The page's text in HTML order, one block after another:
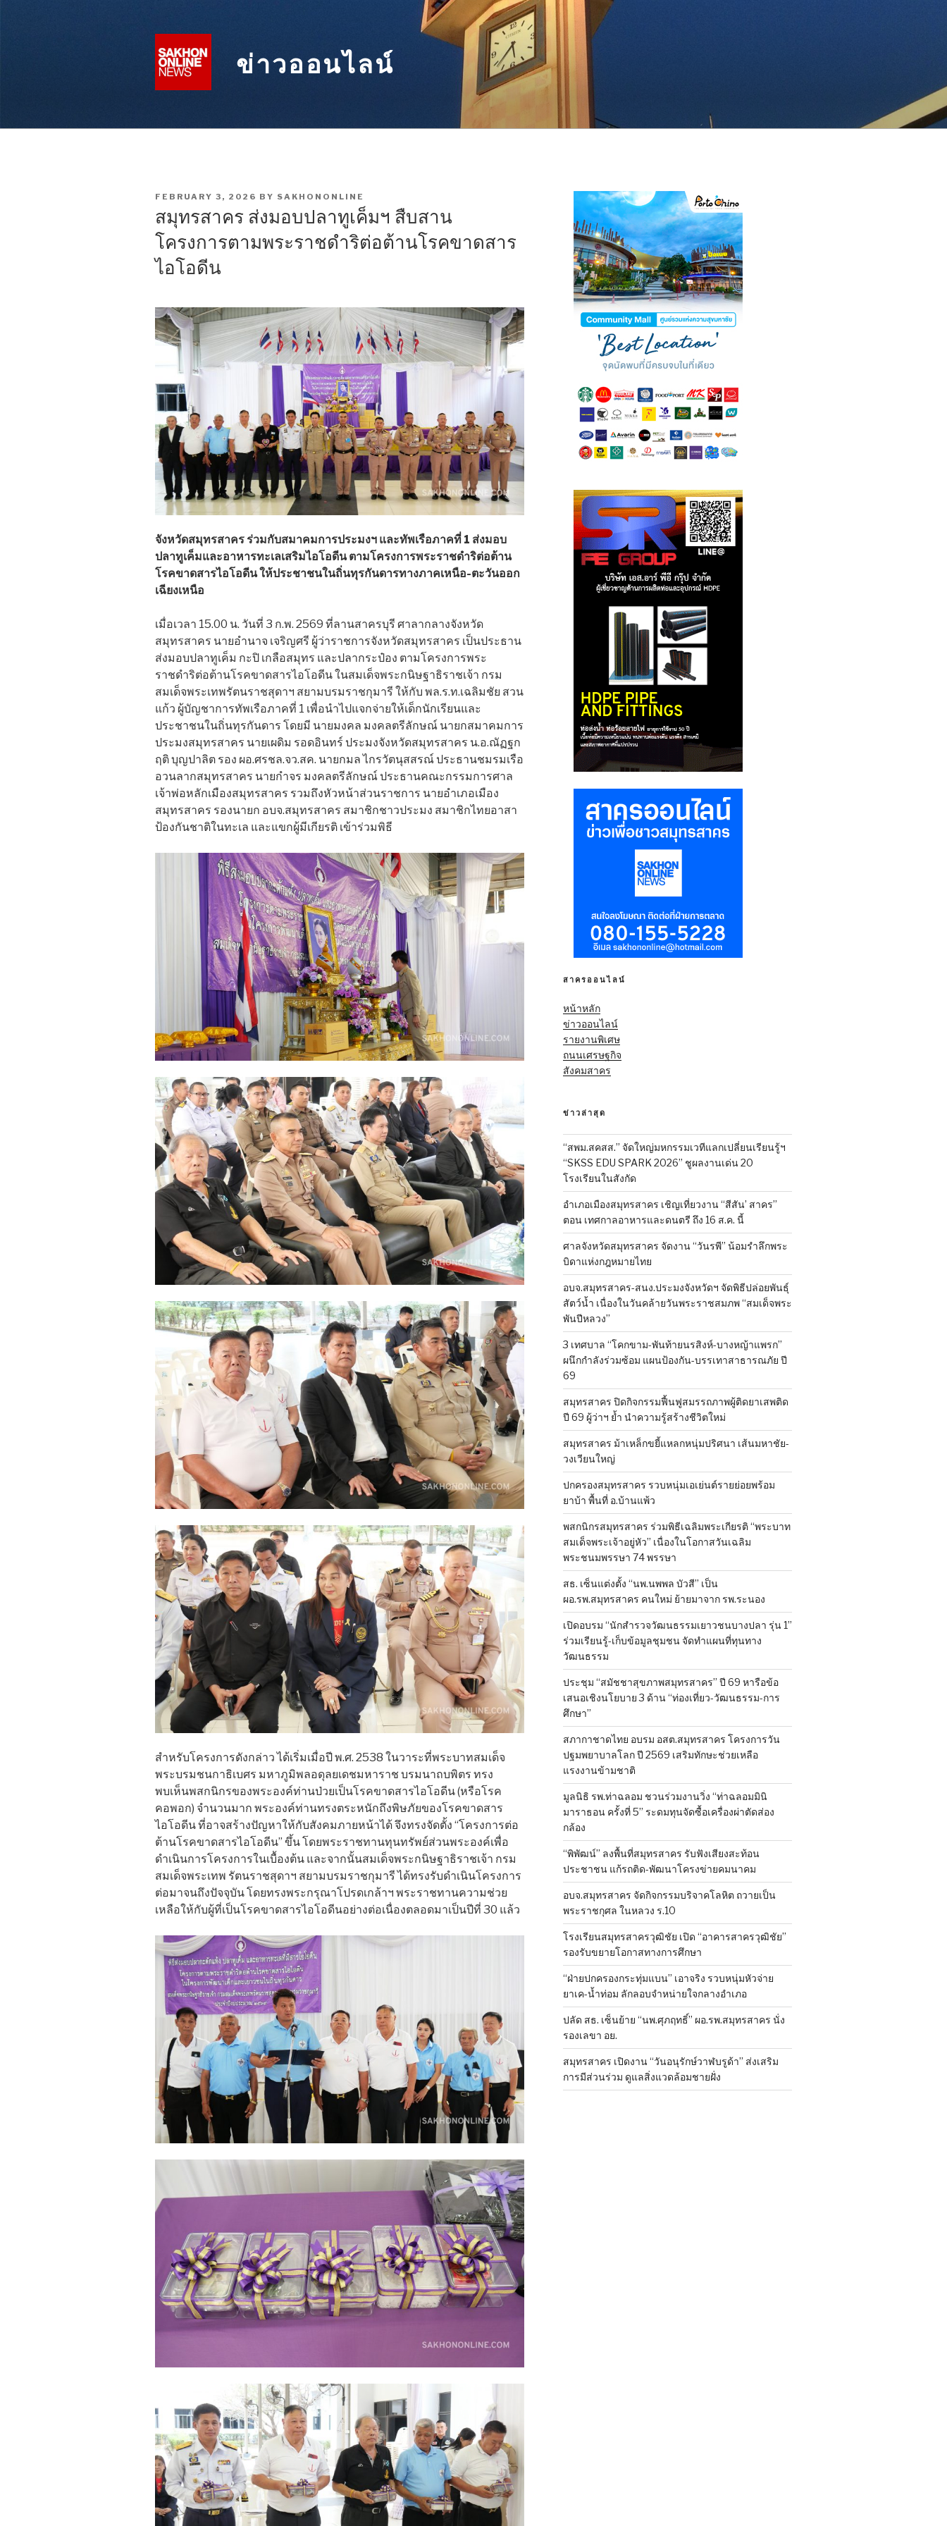
ข่าวออนไลน์
POSTED
FEBRUARY 3, 2026 BY SAKHONONLINE
สมุทรสาคร ส่งมอบปลาทูเค็มฯ สืบสาน
โครงการตามพระราชดำริต่อต้านโรคขาดสาร
ไอโอดีน
จังหวัดสมุทรสาคร ร่วมกับสมาคมการประมงฯ และทัพเรือภาคที่ 1 ส่งมอบ
ปลาทูเค็มและอาหารทะเลเสริมไอโอดีน ตามโครงการพระราชดำริต่อต้าน
โรคขาดสารไอโอดีน ให้ประชาชนในถิ่นทุรกันดารทางภาคเหนือ-ตะวันออก
เฉียงเหนือ
เมื่อเวลา 15.00 น. วันที่ 3 ก.พ. 2569 ที่ลานสาครบุรี ศาลากลางจังหวัด
สมุทรสาคร นายอำนาจ เจริญศรี ผู้ว่าราชการจังหวัดสมุทรสาคร เป็นประธาน
ส่งมอบปลาทูเค็ม กะปิ เกลือสมุทร และปลากระป๋อง ตามโครงการพระ
ราชดำริต่อต้านโรคขาดสารไอโอดีน ในสมเด็จพระกนิษฐาธิราชเจ้า กรม
สมเด็จพระเทพรัตนราชสุดาฯ สยามบรมราชกุมารี ให้กับ พล.ร.ท.เฉลิมชัย สวน
แก้ว ผู้บัญชาการทัพเรือภาคที่ 1 เพื่อนำไปแจกจ่ายให้เด็กนักเรียนและ
ประชาชนในถิ่นทุรกันดาร โดยมี นายมงคล มงคลตรีลักษณ์ นายกสมาคมการ
ประมงสมุทรสาคร นายเผดิม รอดอินทร์ ประมงจังหวัดสมุทรสาคร น.อ.ณัฏฐก
ฤติ บุญปาลิต รอง ผอ.ศรชล.จว.สค. นายกมล ไกรวัตนุสสรณ์ ประธานชมรมเรือ
อวนลากสมุทรสาคร นายกำจร มงคลตรีลักษณ์ ประธานคณะกรรมการศาล
เจ้าพ่อหลักเมืองสมุทรสาคร รวมถึงหัวหน้าส่วนราชการ นายอำเภอเมือง
สมุทรสาคร รองนายก อบจ.สมุทรสาคร สมาชิกชาวประมง สมาชิกไทยอาสา
ป้องกันชาติในทะเล และแขกผู้มีเกียรติ เข้าร่วมพิธี
สำหรับโครงการดังกล่าว ได้เริ่มเมื่อปี พ.ศ. 2538 ในวาระที่พระบาทสมเด็จ
พระบรมชนกาธิเบศร มหาภูมิพลอดุลยเดชมหาราช บรมนาถบพิตร ทรง
พบเห็นพสกนิกรของพระองค์ท่านป่วยเป็นโรคขาดสารไอโอดีน (หรือโรค
คอพอก) จำนวนมาก พระองค์ท่านทรงตระหนักถึงพิษภัยของโรคขาดสาร
ไอโอดีน ที่อาจสร้างปัญหาให้กับสังคมภายหน้าได้ จึงทรงจัดตั้ง “โครงการต่อ
ต้านโรคขาดสารไอโอดีน” ขึ้น โดยพระราชทานทุนทรัพย์ส่วนพระองค์เพื่อ
ดำเนินการโครงการในเบื้องต้น และจากนั้นสมเด็จพระกนิษฐาธิราชเจ้า กรม
สมเด็จพระเทพ รัตนราชสุดาฯ สยามบรมราชกุมารี ได้ทรงรับดำเนินโครงการ
ต่อมาจนถึงปัจจุบัน โดยทรงพระกรุณาโปรดเกล้าฯ พระราชทานความช่วย
เหลือให้กับผู้ที่เป็นโรคขาดสารไอโอดีนอย่างต่อเนื่องตลอดมาเป็นปีที่ 30 แล้ว
สาครออนไลน์
หน้าหลัก
ข่าวออนไลน์
รายงานพิเศษ
ถนนเศรษฐกิจ
สังคมสาคร
ข่าวล่าสุด
“สพม.สคสส.” จัดใหญ่มหกรรมเวทีแลกเปลี่ยนเรียนรู้ฯ
“SKSS EDU SPARK 2026” ชูผลงานเด่น 20
โรงเรียนในสังกัด
อำเภอเมืองสมุทรสาคร เชิญเที่ยวงาน “สีสัน’ สาคร”
ตอน เทศกาลอาหารและดนตรี ถึง 16 ส.ค. นี้
ศาลจังหวัดสมุทรสาคร จัดงาน “วันรพี” น้อมรำลึกพระ
บิดาแห่งกฎหมายไทย
อบจ.สมุทรสาคร-สนง.ประมงจังหวัดฯ จัดพิธีปล่อยพันธุ์
สัตว์น้ำ เนื่องในวันคล้ายวันพระราชสมภพ “สมเด็จพระ
พันปีหลวง”
3 เทศบาล “โคกขาม-พันท้ายนรสิงห์-บางหญ้าแพรก”
ผนึกกำลังร่วมซ้อม แผนป้องกัน-บรรเทาสาธารณภัย ปี
69
สมุทรสาคร ปิดกิจกรรมฟื้นฟูสมรรถภาพผู้ติดยาเสพติด
ปี 69 ผู้ว่าฯ ย้ำ นำความรู้สร้างชีวิตใหม่
สมุทรสาคร ม้าเหล็กขยี้แหลกหนุ่มปริศนา เส้นมหาชัย-
วงเวียนใหญ่
ปกครองสมุทรสาคร รวบหนุ่มเอเย่นต์รายย่อยพร้อม
ยาบ้า พื้นที่ อ.บ้านแพ้ว
พสกนิกรสมุทรสาคร ร่วมพิธีเฉลิมพระเกียรติ “พระบาท
สมเด็จพระเจ้าอยู่หัว” เนื่องในโอกาสวันเฉลิม
พระชนมพรรษา 74 พรรษา
สธ. เซ็นแต่งตั้ง “นพ.นพพล บัวสี” เป็น
ผอ.รพ.สมุทรสาคร คนใหม่ ย้ายมาจาก รพ.ระนอง
เปิดอบรม “นักสำรวจวัฒนธรรมเยาวชนบางปลา รุ่น 1”
ร่วมเรียนรู้-เก็บข้อมูลชุมชน จัดทำแผนที่ทุนทาง
วัฒนธรรม
ประชุม “สมัชชาสุขภาพสมุทรสาคร” ปี 69 หารือข้อ
เสนอเชิงนโยบาย 3 ด้าน “ท่องเที่ยว-วัฒนธรรม-การ
ศึกษา”
สภากาชาดไทย อบรม อสต.สมุทรสาคร โครงการวัน
ปฐมพยาบาลโลก ปี 2569 เสริมทักษะช่วยเหลือ
แรงงานข้ามชาติ
มูลนิธิ รพ.ท่าฉลอม ชวนร่วมงานวิ่ง “ท่าฉลอมมินิ
มาราธอน ครั้งที่ 5” ระดมทุนจัดซื้อเครื่องผ่าตัดส่อง
กล้อง
“พิพัฒน์” ลงพื้นที่สมุทรสาคร รับฟังเสียงสะท้อน
ประชาชน แก้รถติด-พัฒนาโครงข่ายคมนาคม
อบจ.สมุทรสาคร จัดกิจกรรมบริจาคโลหิต ถวายเป็น
พระราชกุศล ในหลวง ร.10
โรงเรียนสมุทรสาครวุฒิชัย เปิด “อาคารสาครวุฒิชัย”
รองรับขยายโอกาสทางการศึกษา
“ฝ่ายปกครองกระทุ่มแบน” เอาจริง รวบหนุ่มหัวจ่าย
ยาเค-น้ำท่อม ลักลอบจำหน่ายใจกลางอำเภอ
ปลัด สธ. เซ็นย้าย “นพ.ศุภฤทธิ์” ผอ.รพ.สมุทรสาคร นั่ง
รองเลขา อย.
สมุทรสาคร เปิดงาน “วันอนุรักษ์วาฬบรูด้า” ส่งเสริม
การมีส่วนร่วม ดูแลสิ่งแวดล้อมชายฝั่ง